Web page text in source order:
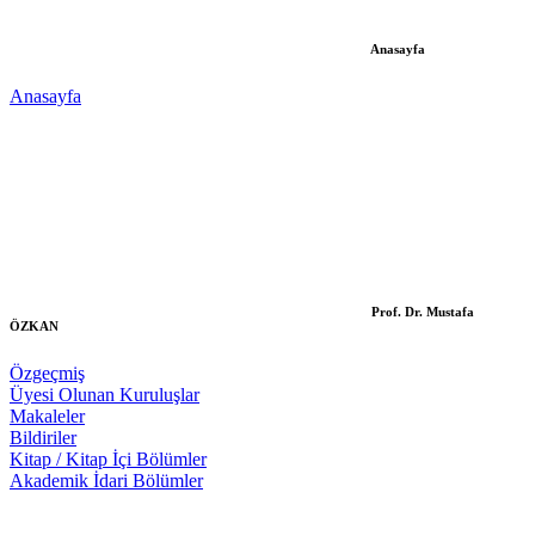
Anasayfa
Anasayfa
Prof. Dr. Mustafa
ÖZKAN
Özgeçmiş
Üyesi Olunan Kuruluşlar
Makaleler
Bildiriler
Kitap / Kitap İçi Bölümler
Akademik İdari Bölümler